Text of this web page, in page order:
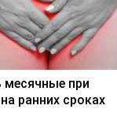
месячные при
ранних сроках